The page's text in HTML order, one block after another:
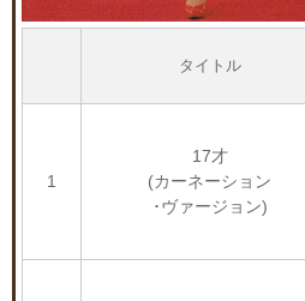
タイトル
1
17才
(カーネーション
･ヴァージョン)